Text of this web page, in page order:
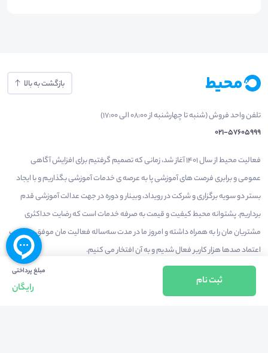
مبلغ پرداختی
رایگان
ثبت نام
بازگشت به بالا
تلفن واحد فروش (شنبه تا چهارشنبه از 08:00 الی 17:00)
021-57605999
فعالیت محیط از سال 1401 آغاز شد، زمانی که تصمیم گرفتیم برای افزایش آگاهی
عمومی و برابری فرصت های آموزشی پا به عرصه ی خدمات آموزشی بگذاریم و با ایجاد
بستر دو سویه برگزاری و شرکت در رویداد، وبینار و دوره در جهت عدالت آموزشی قدم
برداریم. پشتوانه محیط کیفیت و قیمت به صرفه خدمات است که رضایت حداکثری
مشتریان مان را به همراه داشته و امروز ما در مدت سه‌ساله فعالیت مان موفق به کسب
اعتماد صدها هزار کاربر فعال شدیم و به آن افتخار می‌ کنیم.